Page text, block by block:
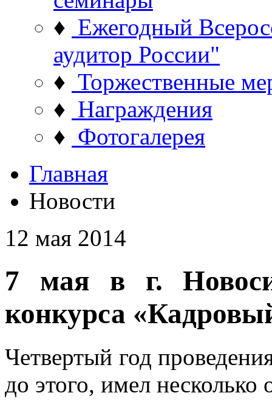
♦ Ежегодный
аудитор России"
♦ Торжественные
♦ Награждения
♦ Фотогалерея
Главная
Новости
12 мая 2014
7 мая в г.
конкурса
Четвертый год
до этого, имел